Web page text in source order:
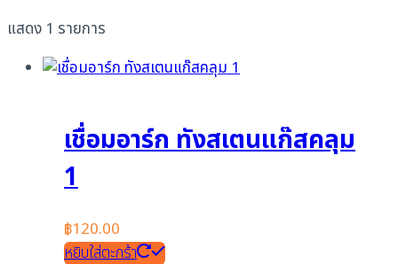
แสดง 1 รายการ
เชื่อมอาร์ก ทังสเตนแก๊สคลุม
1
฿120.00
หยิบใส่ตะกร้า